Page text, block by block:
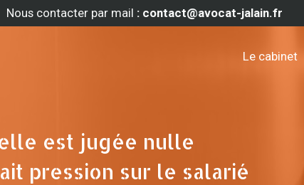
Nous contacter par mail : contact@avocat-jalain.fr
Le cabinet
est jugée nulle
pression sur le salarié